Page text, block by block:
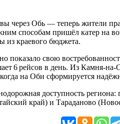
через Обь — теперь жители
способам пришёл катер на
из краевого бюджета.
показало свою
6 рейсов в день. Из
на Оби сформируется
доступность
край) и Тараданово